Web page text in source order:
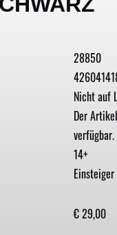
28850
Nicht auf
Der
verfügbar.
14+
Einsteiger
€ 29,00